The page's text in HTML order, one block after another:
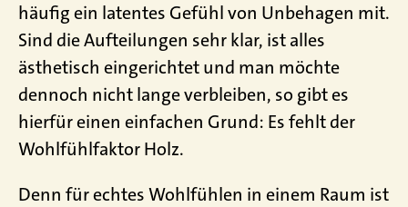
häufig ein latentes Gefühl von Unbehagen mit.
Sind die Aufteilungen sehr klar, ist alles
ästhetisch eingerichtet und man möchte
dennoch nicht lange verbleiben, so gibt es
hierfür einen einfachen Grund: Es fehlt der
Wohlfühlfaktor Holz.
Denn für echtes Wohlfühlen in einem Raum ist